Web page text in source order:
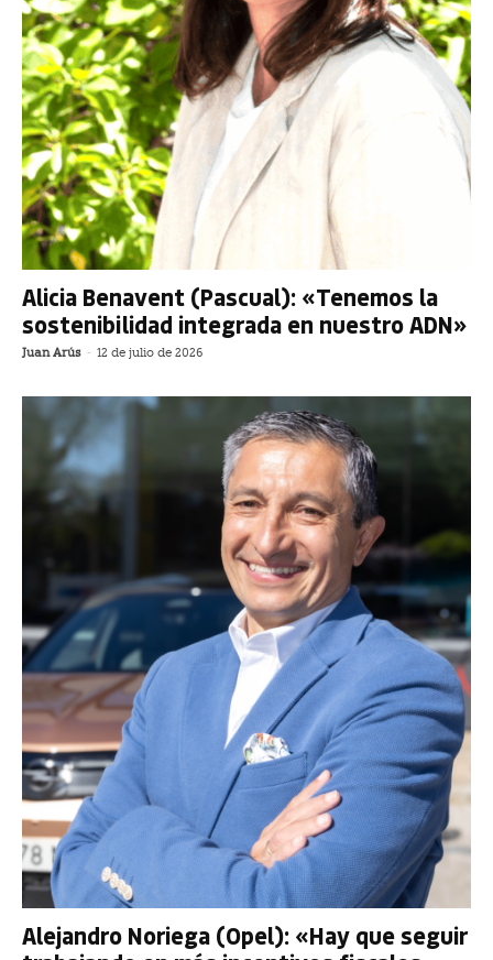
Alicia Benavent (Pascual): «Tenemos la
sostenibilidad integrada en nuestro ADN»
Juan Arús - 12 de julio de 2026
Alejandro Noriega (Opel): «Hay que seguir